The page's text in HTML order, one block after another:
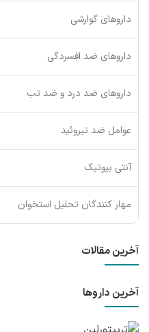
داروهای گوارشی
داروهای ضد افسردگی
داروهای ضد درد و ضد تب
عوامل ضد تیروئید
آنتی بیوتیک
مهار کنندگان تحلیل استخوان
آخرین مقالات
آخرین داروها